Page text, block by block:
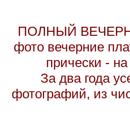
ПОЛНЫЙ
фото вечерние
прически -
За два года
фотографий, из